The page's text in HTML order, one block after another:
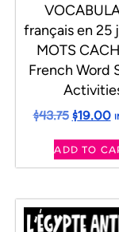
français en 25
MOTS
French Word
$43.75 $19.00
ADD TO